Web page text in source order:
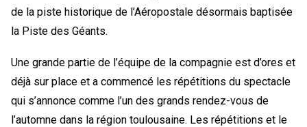
de la piste historique de l’Aéropostale désormais baptisée
la Piste des Géants.
Une grande partie de l’équipe de la compagnie est d’ores et
déjà sur place et a commencé les répétitions du spectacle
qui s’annonce comme l’un des grands rendez-vous de
l’automne dans la région toulousaine. Les répétitions et le